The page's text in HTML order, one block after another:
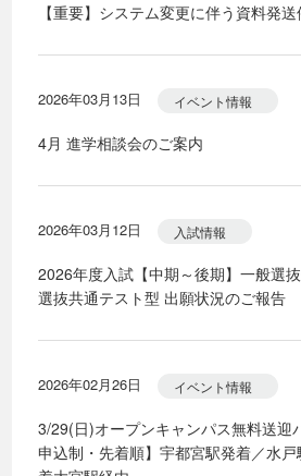
【重要】システム変更に伴う資料発
2026年03月13日 イベント情報
4月 進学相談会のご案内
2026年03月12日 入試情報
2026年度入試【中期～後期】一般選
選抜共通テスト型 出願状況のご報告
2026年02月26日 イベント情報
3/29(日)オープンキャンパス無料送迎
申込制・先着順】宇都宮駅発着／水